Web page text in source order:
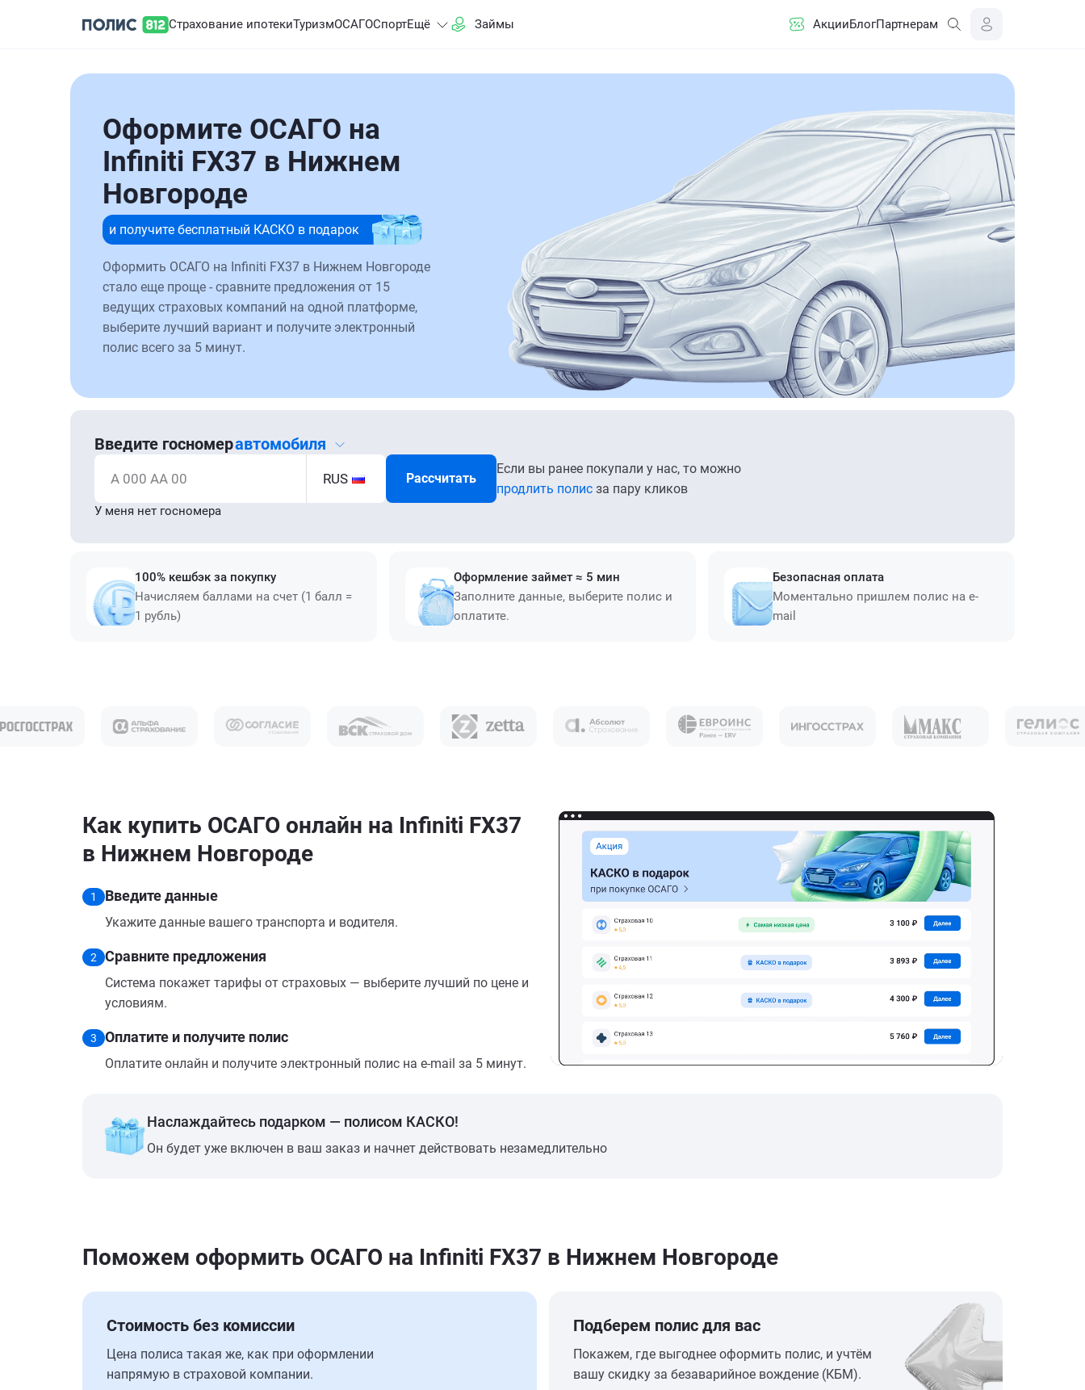
Страхование ипотекиТуризмОСАГОСпортЕщё Займы АкцииБлогПартнерам
Оформите ОСАГО на
Infiniti FX37 в Нижнем
Новгороде
и получите бесплатный КАСКО в подарок
Оформить ОСАГО на Infiniti FX37 в Нижнем Новгороде
стало еще проще - сравните предложения от 15
ведущих страховых компаний на одной платформе,
выберите лучший вариант и получите электронный
полис всего за 5 минут.
Введите госномеравтомобиля
А 000 АА 00 RUS Рассчитать
Если вы ранее покупали у нас, то можно
продлить полис за пару кликов
У меня нет госномера
100% кешбэк за покупку
Начисляем баллами на счет (1 балл =
1 рубль)
Оформление займет ≈ 5 мин
Заполните данные, выберите полис и
оплатите.
Безопасная оплата
Моментально пришлем полис на e-
mail
Как купить ОСАГО онлайн на Infiniti FX37
в Нижнем Новгороде
1 Введите данные
Укажите данные вашего транспорта и водителя.
2 Сравните предложения
Система покажет тарифы от страховых — выберите лучший по цене и
условиям.
3 Оплатите и получите полис
Оплатите онлайн и получите электронный полис на e-mail за 5 минут.
Наслаждайтесь подарком — полисом КАСКО!
Он будет уже включен в ваш заказ и начнет действовать незамедлительно
Поможем оформить ОСАГО на Infiniti FX37 в Нижнем Новгороде
Стоимость без комиссии
Цена полиса такая же, как при оформлении
напрямую в страховой компании.
Подберем полис для вас
Покажем, где выгоднее оформить полис, и учтём
вашу скидку за безаварийное вождение (КБМ).